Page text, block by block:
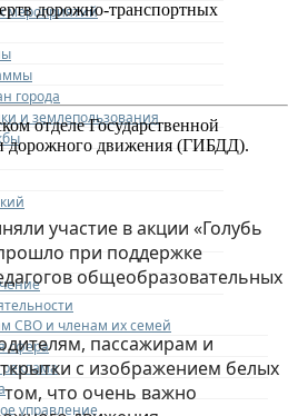
мероприятий
города
и землепользования
СВО и членам их семей
сфера
управление
дорожно-транспортных
отделе Государственной
дорожного движения (ГИБДД).
участие в акции «Голубь
при поддержке
общеобразовательных
пассажирам и
с изображением белых
что очень важно